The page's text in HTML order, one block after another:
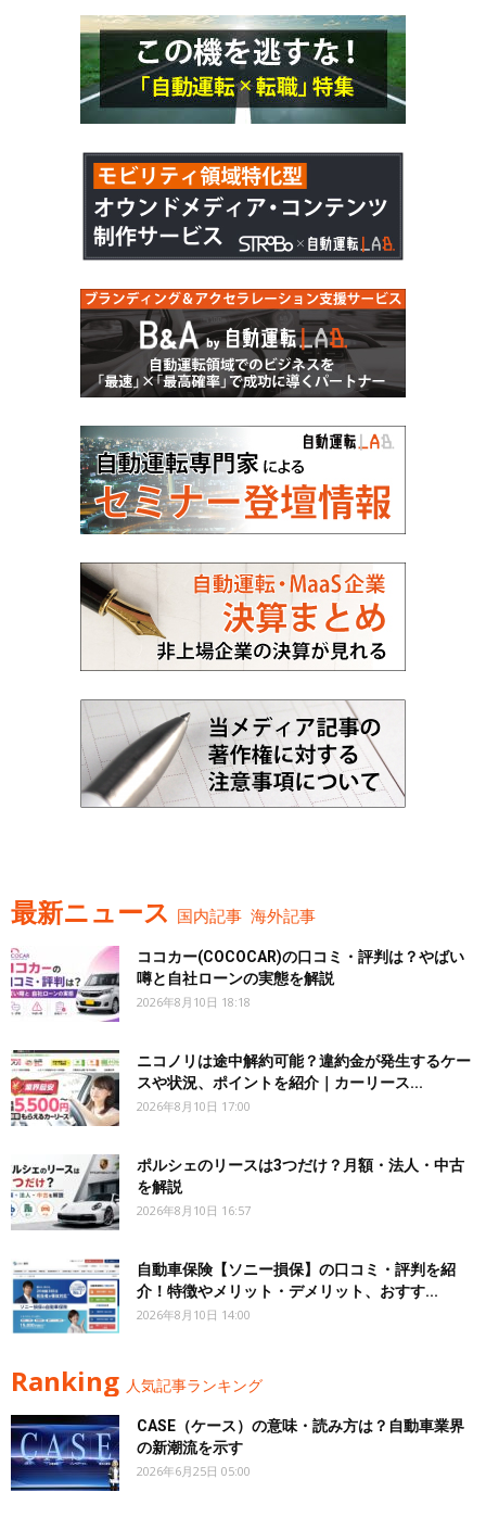
最新ニュース 国内記事 海外記事
ココカー(COCOCAR)の口コミ・評判は？やばい
噂と自社ローンの実態を解説
2026年8月10日 18:18
ニコノリは途中解約可能？違約金が発生するケー
スや状況、ポイントを紹介｜カーリース...
2026年8月10日 17:00
ポルシェのリースは3つだけ？月額・法人・中古
を解説
2026年8月10日 16:57
自動車保険【ソニー損保】の口コミ・評判を紹
介！特徴やメリット・デメリット、おすす...
2026年8月10日 14:00
Ranking 人気記事ランキング
CASE（ケース）の意味・読み方は？自動車業界
の新潮流を示す
2026年6月25日 05:00